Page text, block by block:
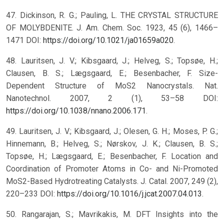
47. Dickinson, R. G.; Pauling, L. THE CRYSTAL STRUCTURE
OF MOLYBDENITE. J. Am. Chem. Soc. 1923, 45 (6), 1466–
1471 DOI: https://doi.org/10.1021/ja01659a020.
48. Lauritsen, J. V.; Kibsgaard, J.; Helveg, S.; Topsøe, H.;
Clausen, B. S.; Lægsgaard, E.; Besenbacher, F. Size-
Dependent Structure of MoS2 Nanocrystals. Nat.
Nanotechnol. 2007, 2 (1), 53–58 DOI:
https://doi.org/10.1038/nnano.2006.171.
49. Lauritsen, J. V.; Kibsgaard, J.; Olesen, G. H.; Moses, P. G.;
Hinnemann, B.; Helveg, S.; Nørskov, J. K.; Clausen, B. S.;
Topsøe, H.; Lægsgaard, E.; Besenbacher, F. Location and
Coordination of Promoter Atoms in Co- and Ni-Promoted
MoS2-Based Hydrotreating Catalysts. J. Catal. 2007, 249 (2),
220–233 DOI: https://doi.org/10.1016/j.jcat.2007.04.013.
50. Rangarajan, S.; Mavrikakis, M. DFT Insights into the